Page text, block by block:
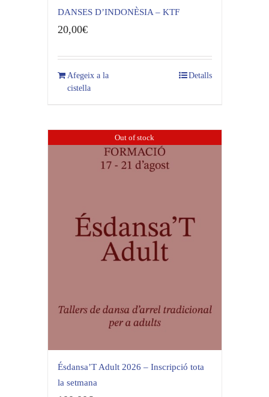
DANSES D’INDONÈSIA – KTF
20,00€
Afegeix a la
cistella
Detalls
Out of stock
Ésdansa’T Adult 2026 – Inscripció tota
la setmana